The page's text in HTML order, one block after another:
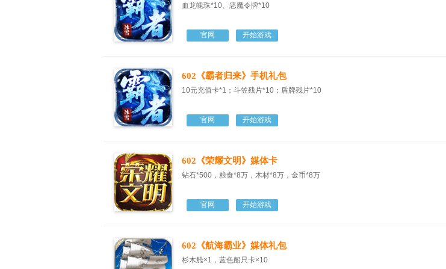
血龙魄珠*10、恶魔令牌*10
官网 开始游戏
602《霸者归来》手机礼包
10元充值卡*1；斗笠残片*10；盾牌残片*10
官网 开始游戏
602《荣耀文明》媒体卡
钻石*500，粮食*8万，木材*8万，金币*8万
官网 开始游戏
602《航海霸业》媒体礼包
杉木舱×1，蓝色船只卡×10